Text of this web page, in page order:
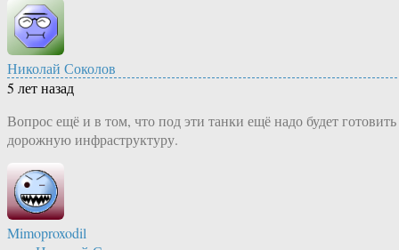
Николай Соколов
5 лет назад
Вопрос ещё и в том, что под эти танки ещё надо будет готовить
дорожную инфраструктуру.
Mimoproxodil